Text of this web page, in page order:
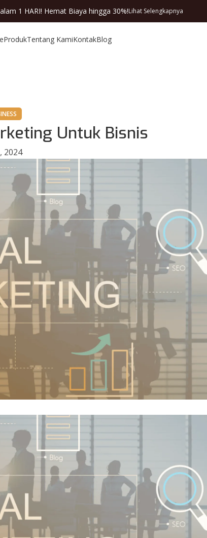
1 HARI! Hemat Biaya hingga 30%!Lihat Selengkapnya
ProdukTentang KamiKontakBlog
Untuk Bisnis
2024